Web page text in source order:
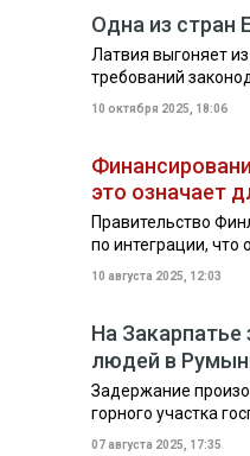
Одна из стран
Латвия выгоняет
требований
10 октября 2025, 18:06
это означает
Правительство
по интеграции, что
10 августа 2025, 12:03
На Закарпатье
людей в
Задержание
горного участка
07 августа 2025, 17:35